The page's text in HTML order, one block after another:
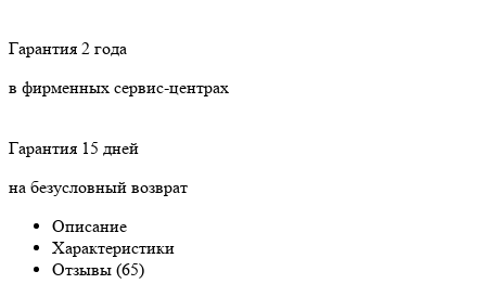
Гарантия 2 года
в фирменных сервис-центрах
Гарантия 15 дней
на безусловный возврат
Описание
Характеристики
Отзывы (65)